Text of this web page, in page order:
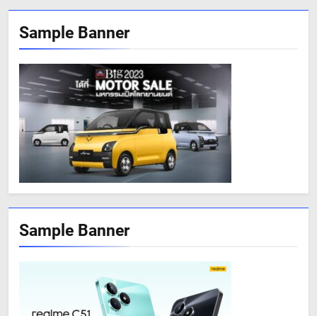
Sample Banner
Sample Banner